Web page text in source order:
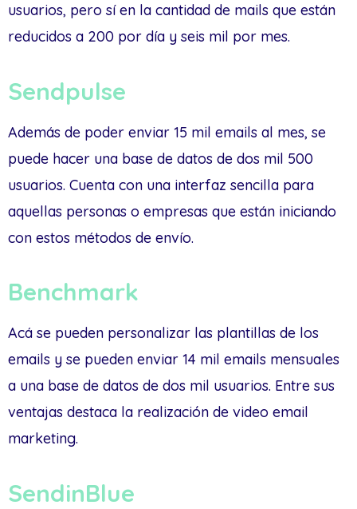
usuarios, pero sí en la cantidad de mails que están
reducidos a 200 por día y seis mil por mes.
Sendpulse
Además de poder enviar 15 mil emails al mes, se
puede hacer una base de datos de dos mil 500
usuarios. Cuenta con una interfaz sencilla para
aquellas personas o empresas que están iniciando
con estos métodos de envío.
Benchmark
Acá se pueden personalizar las plantillas de los
emails y se pueden enviar 14 mil emails mensuales
a una base de datos de dos mil usuarios. Entre sus
ventajas destaca la realización de video email
marketing.
SendinBlue